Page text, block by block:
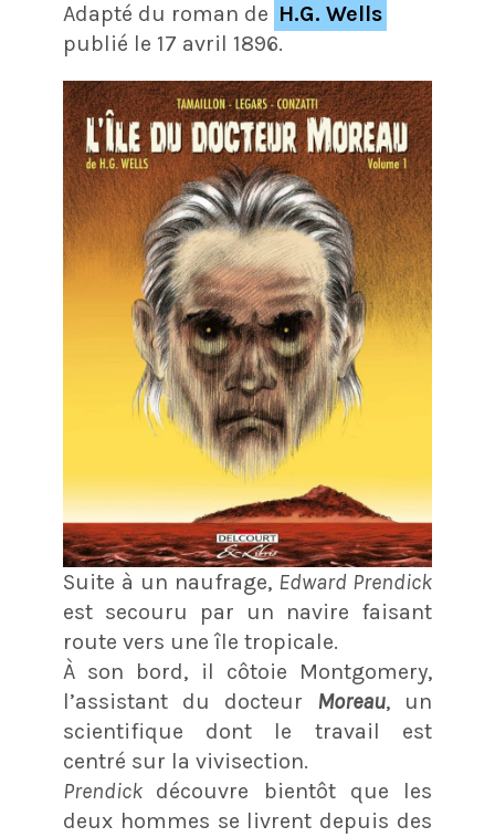
Adapté du roman de H.G. Wells
publié le 17 avril 1896.
Suite à un naufrage, Edward Prendick
est secouru par un navire faisant
route vers une île tropicale.
À son bord, il côtoie Montgomery,
l’assistant du docteur Moreau, un
scientifique dont le travail est
centré sur la vivisection.
Prendick découvre bientôt que les
deux hommes se livrent depuis des